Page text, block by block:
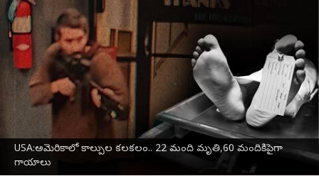
USA:అమెరికాలో కాల్పుల కలకలం.. 22 మంది మృతి,60 మందికిపైగా
గాయాలు
USA:అమెరికాలో కాల్పుల కలకలం..
22 మంది మృతి,60 మందికిపైగా
గాయాలు
వ్రాసిన వారు Sirish Praharaju Oct 26, 2023 10:34 am
అమెరికాలోని లెవిస్టన్‌, మైనే ప్రాంతాల్లో జరిగిన కాల్పుల
ఘటనలో కనీసం 22 మంది మరణించగా, దాదాపు